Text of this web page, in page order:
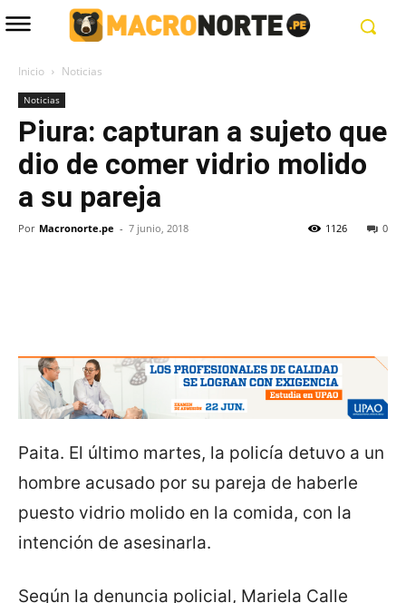
Inicio Noticias
Noticias
Piura: capturan a sujeto que
dio de comer vidrio molido
a su pareja
Por Macronorte.pe - 7 junio, 2018 0
1126
Paita. El último martes, la policía detuvo a un
hombre acusado por su pareja de haberle
puesto vidrio molido en la comida, con la
intención de asesinarla.
Según la denuncia policial, Mariela Calle